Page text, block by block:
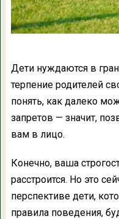
Дети нуждаются в
терпение родителей
понять, как далеко
запретов — значит,
вам в лицо.
Конечно, ваша
расстроится. Но это
перспективе дети,
правила поведения,